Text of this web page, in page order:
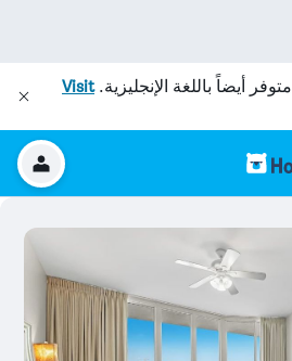
متوفر أيضاً باللغة الإنجليزية.Visit